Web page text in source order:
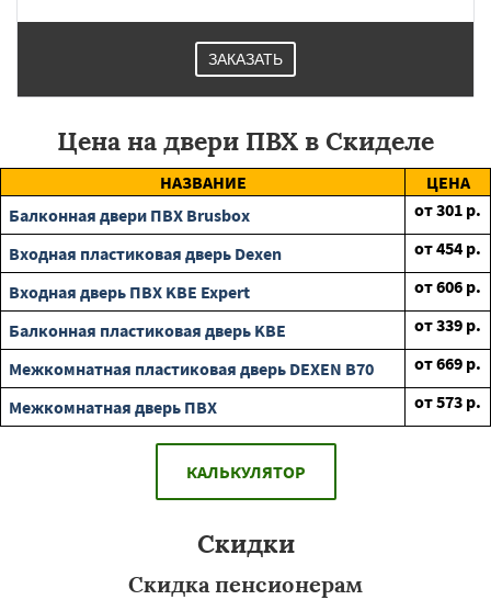
ЗАКАЗАТЬ
Цена на двери ПВХ в Скиделе
НАЗВАНИЕ
ЦЕНА
Балконная двери ПВХ Brusbox
от301 р.
Входная пластиковая дверь Dexen
от454 р.
Входная дверь ПВХ KBE Expert
от606 р.
Балконная пластиковая дверь KBE
от339 р.
Межкомнатная пластиковая дверь DEXEN B70
от669 р.
Межкомнатная дверь ПВХ
от573 р.
КАЛЬКУЛЯТОР
Скидки
Скидка пенсионерам